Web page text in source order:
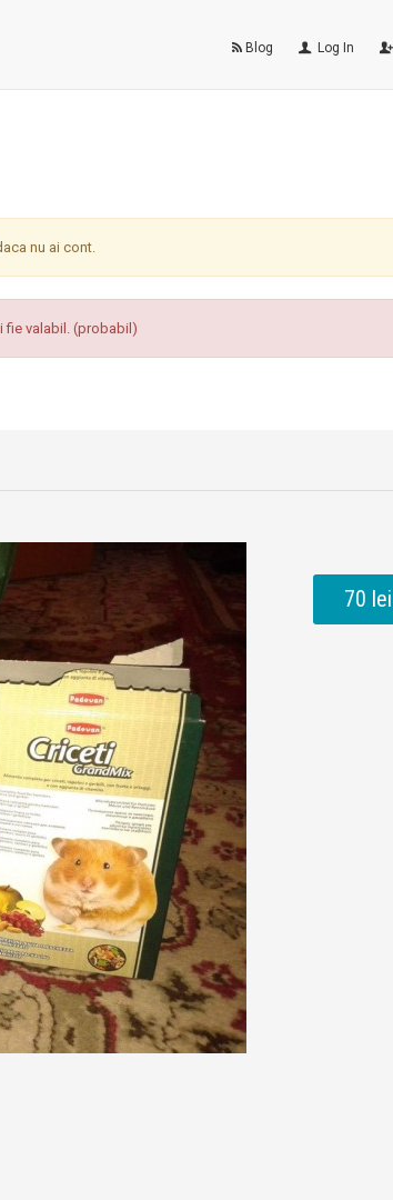
Blog Log In
nu ai cont.
fie valabil. (probabil)
70 lei